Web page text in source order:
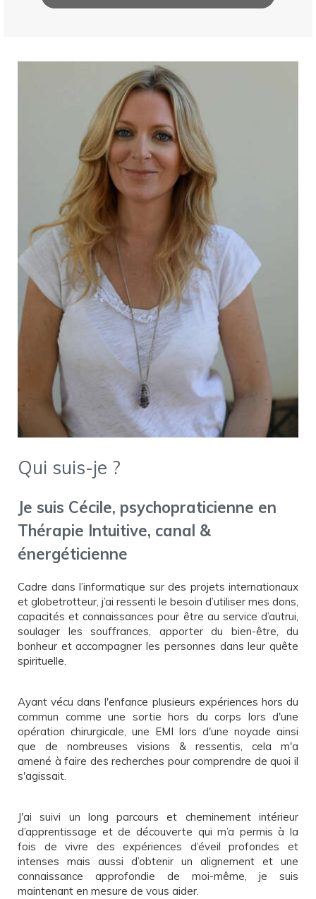
Qui suis-je ?
Je suis Cécile, psychopraticienne en
Thérapie Intuitive, canal &
énergéticienne
Cadre dans l’informatique sur des projets internationaux
et globetrotteur, j’ai ressenti le besoin d’utiliser mes dons,
capacités et connaissances pour être au service d’autrui,
soulager les souffrances, apporter du bien-être, du
bonheur et accompagner les personnes dans leur quête
spirituelle.
Ayant vécu dans l'enfance plusieurs expériences hors du
commun comme une sortie hors du corps lors d'une
opération chirurgicale, une EMI lors d'une noyade ainsi
que de nombreuses visions & ressentis, cela m'a
amené à faire des recherches pour comprendre de quoi il
s'agissait.
J'ai suivi un long parcours et cheminement intérieur
d’apprentissage et de découverte qui m’a permis à la
fois de vivre des expériences d’éveil profondes et
intenses mais aussi d’obtenir un alignement et une
connaissance approfondie de moi-même, je suis
maintenant en mesure de vous aider.